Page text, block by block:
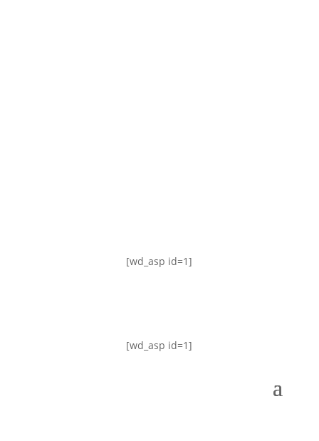
[wd_asp id=1]
[wd_asp id=1]